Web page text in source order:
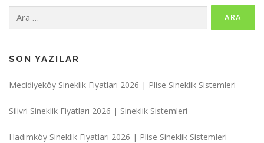
SON YAZILAR
Mecidiyeköy Sineklik Fiyatları 2026 | Plise Sineklik Sistemleri
Silivri Sineklik Fiyatları 2026 | Sineklik Sistemleri
Hadımköy Sineklik Fiyatları 2026 | Plise Sineklik Sistemleri